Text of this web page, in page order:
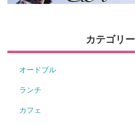
カテゴリー
オードブル
ランチ
カフェ